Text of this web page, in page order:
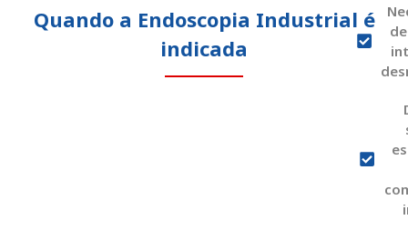
Quando a Endoscopia Industrial é
indicada